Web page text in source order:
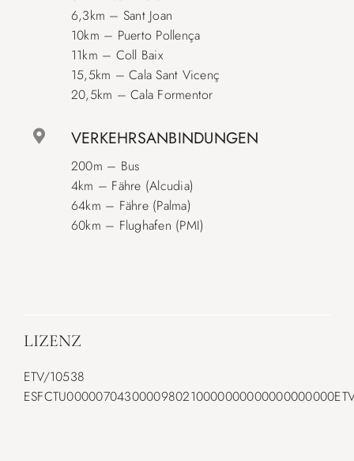
6,3km – Sant Joan
10km – Puerto Pollença
11km – Coll Baix
15,5km – Cala Sant Vicenç
20,5km – Cala Formentor
VERKEHRSANBINDUNGEN
200m – Bus
4km – Fähre (Alcudia)
64km – Fähre (Palma)
60km – Flughafen (PMI)
LIZENZ
ETV/10538